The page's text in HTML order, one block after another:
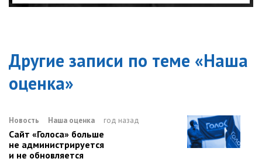
Другие записи по теме «Наша
оценка»
Новость Наша оценка год назад
Сайт «Голоса» больше
не администрируется
и не обновляется